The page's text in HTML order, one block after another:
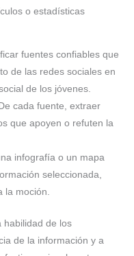
o estadísticas
fuentes confiables que
de las redes sociales en
de los jóvenes.
cada fuente, extraer
que apoyen o refuten la
infografía o un mapa
seleccionada,
la moción.
habilidad de los
de la información y a